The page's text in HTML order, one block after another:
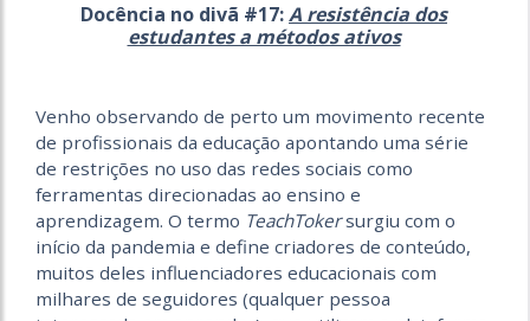
Docência no divã #17:A resistência dos
estudantes a métodos ativos
Venho observando de perto um movimento recente
de profissionais da educação apontando uma série
de restrições no uso das redes sociais como
ferramentas direcionadas ao ensino e
aprendizagem. O termo TeachTokersurgiu com o
início da pandemia e define criadores de conteúdo,
muitos deles influenciadores educacionais com
milhares de seguidores (qualquer pessoa